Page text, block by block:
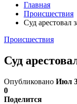
Главная
Происшествия
Суд арестовал
Происшествия
Суд
Опубликовано Июл
0
Поделится